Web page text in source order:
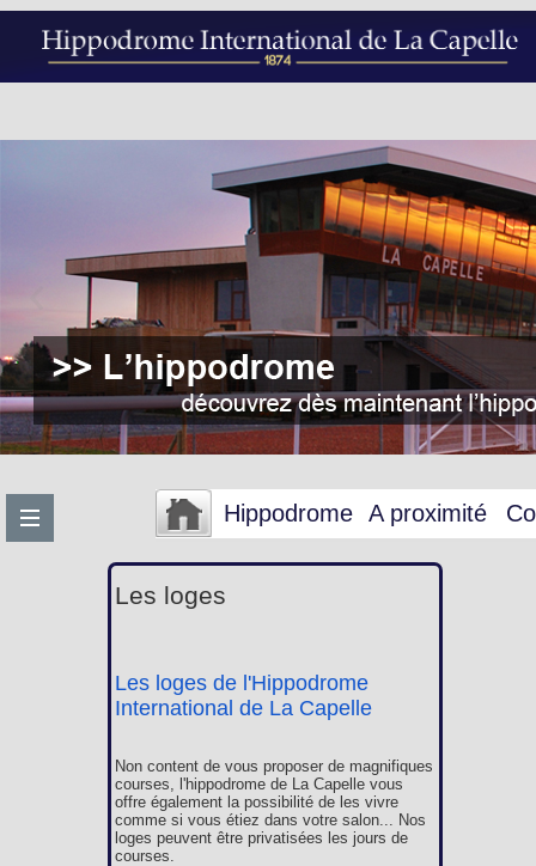
Hippodrome A proximité
Les loges
Les loges de l'Hippodrome
International de La Capelle
Non content de vous proposer de magnifiques
courses, l'hippodrome de La Capelle vous
offre également la possibilité de les vivre
comme si vous étiez dans votre salon... Nos
loges peuvent être privatisées les jours de
courses.